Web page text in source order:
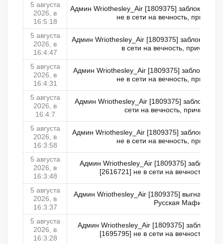
5 августа
2026, в
16:5:18
Админ Wriothesley_Air [1809375]
не в сети на вечность,
5 августа
2026, в
16:4:47
Админ Wriothesley_Air [1809375]
в сети на вечность, причина:
5 августа
2026, в
16:4:31
Админ Wriothesley_Air [1809375]
не в сети на вечность,
5 августа
2026, в
16:4:7
Админ Wriothesley_Air [1809375]
сети на вечность, причина:
5 августа
2026, в
16:3:58
Админ Wriothesley_Air [1809375]
не в сети на вечность,
5 августа
2026, в
16:3:48
Админ Wriothesley_Air [1809375]
[2616721] не в сети на вечность,
5 августа
2026, в
16:3:37
Админ Wriothesley_Air [1809375] выгнал
Русская Мафия не в
5 августа
2026, в
16:3:28
Админ Wriothesley_Air [1809375]
[1695795] не в сети на вечность,